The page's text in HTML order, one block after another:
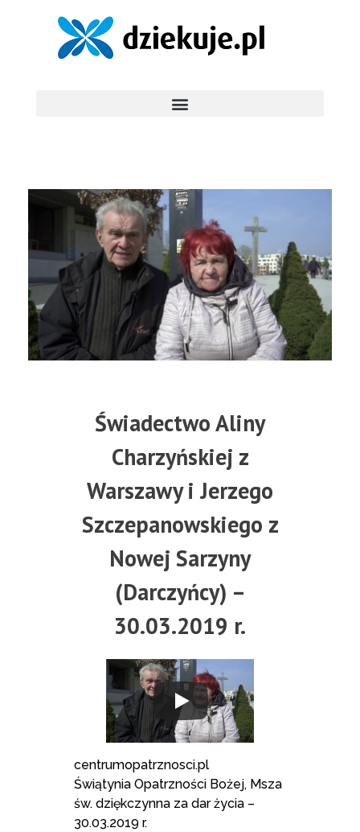
Świadectwo Aliny
Charzyńskiej z
Warszawy i Jerzego
Szczepanowskiego z
Nowej Sarzyny
(Darczyńcy) –
30.03.2019 r.
centrumopatrznosci.pl
Świątynia Opatrzności Bożej, Msza
św. dziękczynna za dar życia –
30.03.2019 r.